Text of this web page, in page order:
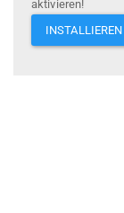
aktivieren!
INSTALLIEREN